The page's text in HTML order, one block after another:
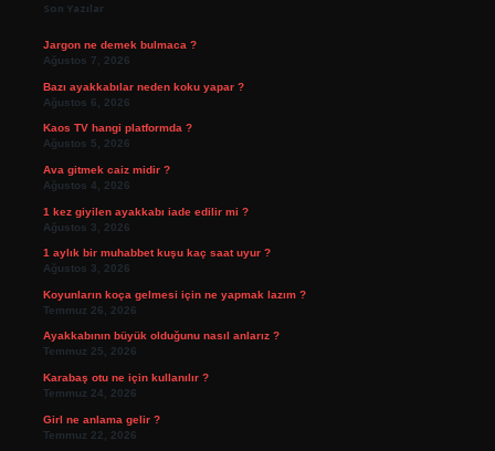
Son Yazılar
Jargon ne demek bulmaca ?
Ağustos 7, 2026
Bazı ayakkabılar neden koku yapar ?
Ağustos 6, 2026
Kaos TV hangi platformda ?
Ağustos 5, 2026
Ava gitmek caiz midir ?
Ağustos 4, 2026
1 kez giyilen ayakkabı iade edilir mi ?
Ağustos 3, 2026
1 aylık bir muhabbet kuşu kaç saat uyur ?
Ağustos 3, 2026
Koyunların koça gelmesi için ne yapmak lazım ?
Temmuz 26, 2026
Ayakkabının büyük olduğunu nasıl anlarız ?
Temmuz 25, 2026
Karabaş otu ne için kullanılır ?
Temmuz 24, 2026
Girl ne anlama gelir ?
Temmuz 22, 2026